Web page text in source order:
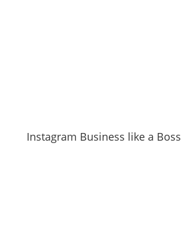
Instagram Business like a Boss